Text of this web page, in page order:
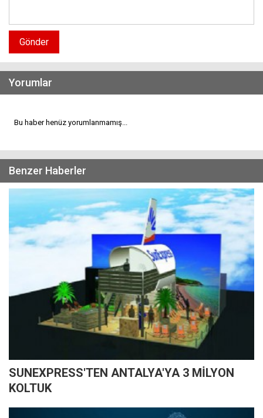
Gönder
Yorumlar
Bu haber henüz yorumlanmamış...
Benzer Haberler
SUNEXPRESS'TEN ANTALYA'YA 3 MİLYON
KOLTUK